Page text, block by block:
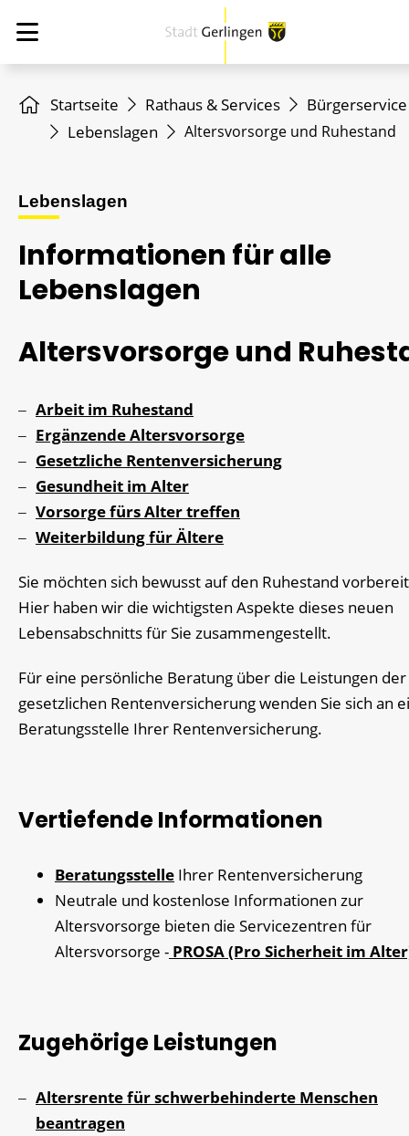
Startseite Rathaus & Services
Bürgerservice
Lebenslagen
Altersvorsorge und Ruhestand
Lebenslagen
Informationen für alle
Lebenslagen
Altersvorsorge und
Arbeit im Ruhestand
Ergänzende Altersvorsorge
Gesetzliche Rentenversicherung
Gesundheit im Alter
Vorsorge fürs Alter treffen
Weiterbildung für Ältere
Sie möchten sich bewusst auf den Ruhestand
Hier haben wir die wichtigsten Aspekte dieses neuen
Lebensabschnitts für Sie zusammengestellt.
Für eine persönliche Beratung über die Leistungen der
gesetzlichen Rentenversicherung wenden Sie sich an
Beratungsstelle Ihrer Rentenversicherung.
Vertiefende Informationen
Beratungsstelle Ihrer Rentenversicherung
Neutrale und kostenlose Informationen zur
Altersvorsorge bieten die Servicezentren für
Altersvorsorge - PROSA (Pro Sicherheit im
Zugehörige Leistungen
Altersrente für schwerbehinderte Menschen
beantragen